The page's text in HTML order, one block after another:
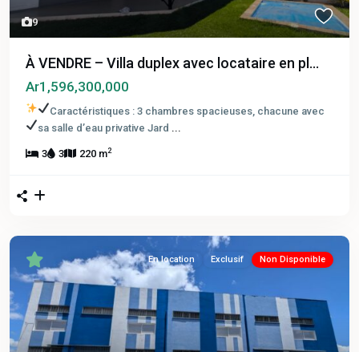
9
À VENDRE – Villa duplex avec locataire en pl...
Ar1,596,300,000
Caractéristiques :3 chambres spacieuses, chacune avec
sa salle d’eau privative Jard ...
3 3 220 m2
En location Exclusif Non Disponible